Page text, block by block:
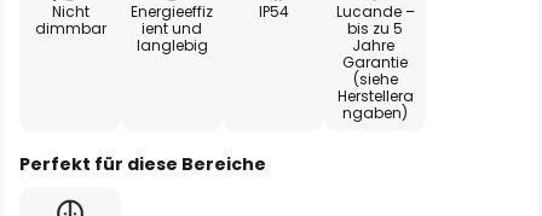
Nicht
dimmbar
Energieeffiz
ient und
langlebig
IP54
Lucande –
bis zu 5
Jahre
Garantie
(siehe
Herstellera
ngaben)
Perfekt für diese Bereiche